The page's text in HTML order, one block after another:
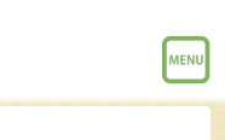
menu